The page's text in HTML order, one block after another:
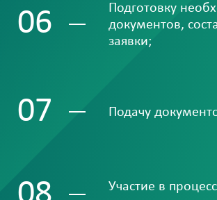
06
Подготовку
документов,
заявки;
07 Подачу
Участие в